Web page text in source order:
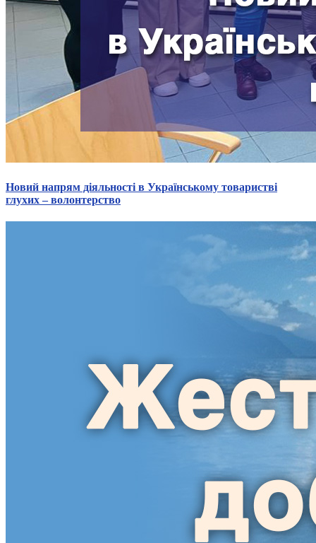
Житомирська область
Закарпатська область
Запорізька область
Івано-Франківська область
Київ
Київська область
Кіровоградська область
Львівська область
Миколаївська область
Одеська область
Рівненська область
Сумська область
Тернопільська область
Особи відповідальні за контактування з
Вивчаємо жестову мову
Дитяча сторінка
Новини про жестову мову
Ресурс для вивчення жестових мов різних країн
ЦУЖМ
Медична термінологія жестовою мовою
Новий напрям діяльності в Українському товаристві
глухих – волонтерство